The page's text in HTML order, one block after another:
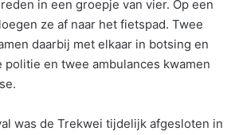
in een groepje van vier. Op een
ze af naar het fietspad. Twee
daarbij met elkaar in botsing en
en twee ambulances kwamen
was de Trekwei tijdelijk afgesloten in